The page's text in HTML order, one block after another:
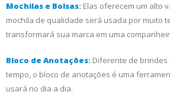
Mochilas e Bolsas: Elas oferecem um alto
mochila de qualidade será usada por muito
transformará sua marca em uma
Bloco de Anotações: Diferente de
tempo, o bloco de anotações é uma
usará no dia a dia.